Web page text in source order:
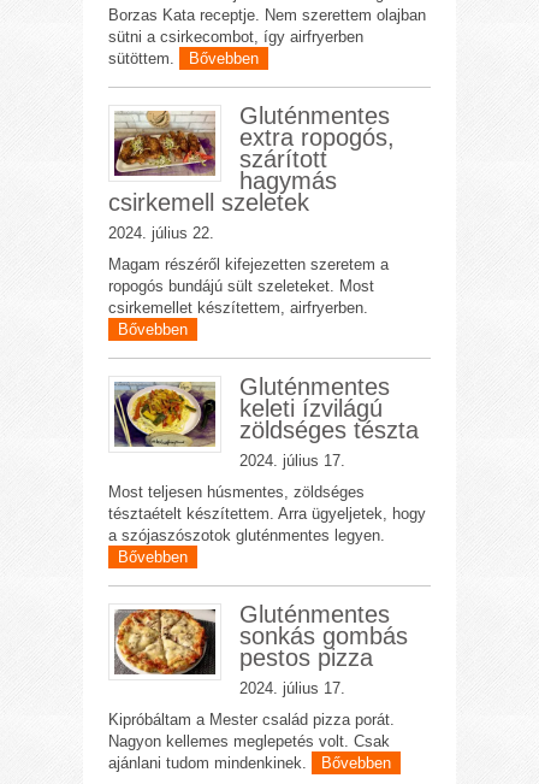
Borzas Kata receptje. Nem szerettem olajban
sütni a csirkecombot, így airfryerben
sütöttem.
Bővebben
Gluténmentes
extra ropogós,
szárított
hagymás
csirkemell szeletek
2024. július 22.
Magam részéről kifejezetten szeretem a
ropogós bundájú sült szeleteket. Most
csirkemellet készítettem, airfryerben.
Bővebben
Gluténmentes
keleti ízvilágú
zöldséges tészta
2024. július 17.
Most teljesen húsmentes, zöldséges
tésztaételt készítettem. Arra ügyeljetek, hogy
a szójaszószotok gluténmentes legyen.
Bővebben
Gluténmentes
sonkás gombás
pestos pizza
2024. július 17.
Kipróbáltam a Mester család pizza porát.
Nagyon kellemes meglepetés volt. Csak
ajánlani tudom mindenkinek.
Bővebben